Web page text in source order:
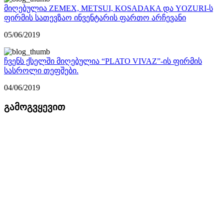
მიღებულია ZEMEX, METSUI, KOSADAKA და YOZURI-ს
ფირმის სათევზაო ინვენტარის ფართო არჩევანი
05/06/2019
ჩვენს ქსელში მიღებულია “PLATO VIVAZ”-ის ფირმის
სასროლი თეფშები.
04/06/2019
გამოგვყევით